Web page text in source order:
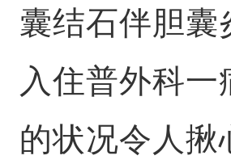
囊结石伴胆囊
入住普外科一
的状况令人揪